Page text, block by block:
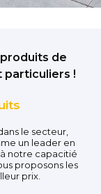
de
particuliers !
le secteur,
un leader en
notre capacitié
proposons les
prix.